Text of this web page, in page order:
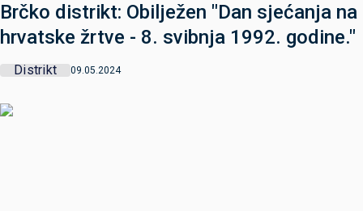
Brčko distrikt: Obilježen "Dan sjećanja na
hrvatske žrtve - 8. svibnja 1992. godine."
Distrikt 09.05.2024